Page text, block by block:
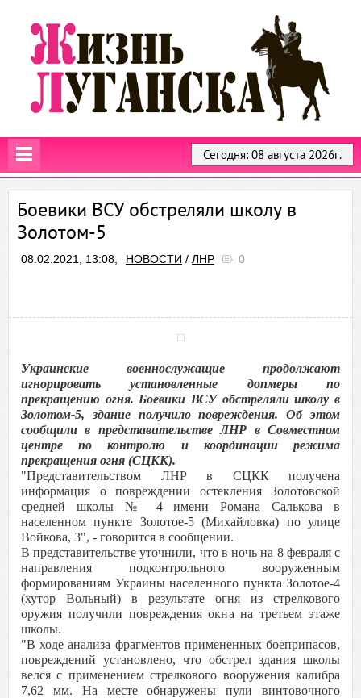
Сегодня: 08 августа 2026г.
Боевики ВСУ обстреляли школу в
Золотом-5
08.02.2021, 13:08, НОВОСТИ / ЛНР 0
Украинские военнослужащие продолжают
игнорировать установленные допмеры по
прекращению огня. Боевики ВСУ обстреляли школу в
Золотом-5, здание получило повреждения. Об этом
сообщили в представительстве ЛНР в Совместном
центре по контролю и координации режима
прекращения огня (СЦКК).
"Представительством ЛНР в СЦКК получена
информация о повреждении остекления Золотовской
средней школы № 4 имени Романа Салькова в
населенном пункте Золотое-5 (Михайловка) по улице
Войкова, 3", - говорится в сообщении.
В представительстве уточнили, что в ночь на 8 февраля с
направления подконтрольного вооруженным
формированиям Украины населенного пункта Золотое-4
(хутор Вольный) в результате огня из стрелкового
оружия получили повреждения окна на третьем этаже
школы.
"В ходе анализа фрагментов примененных боеприпасов,
повреждений установлено, что обстрел здания школы
велся с применением стрелкового вооружения калибра
7,62 мм. На месте обнаружены пули винтовочного